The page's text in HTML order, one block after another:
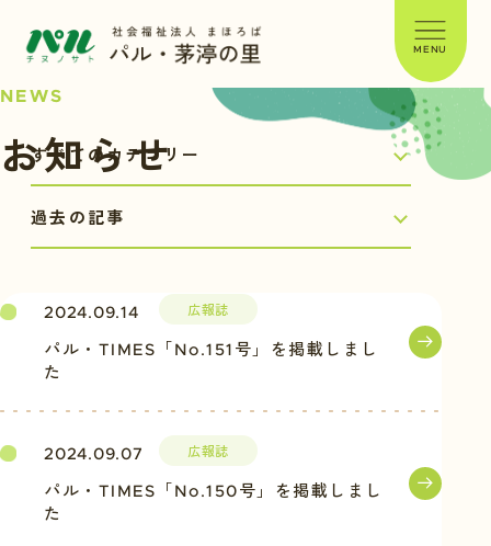
MENU
NEWS
お知らせ
2024.09.14 広報誌
パル・TIMES「No.151号」を掲載しまし
た
2024.09.07 広報誌
パル・TIMES「No.150号」を掲載しまし
た